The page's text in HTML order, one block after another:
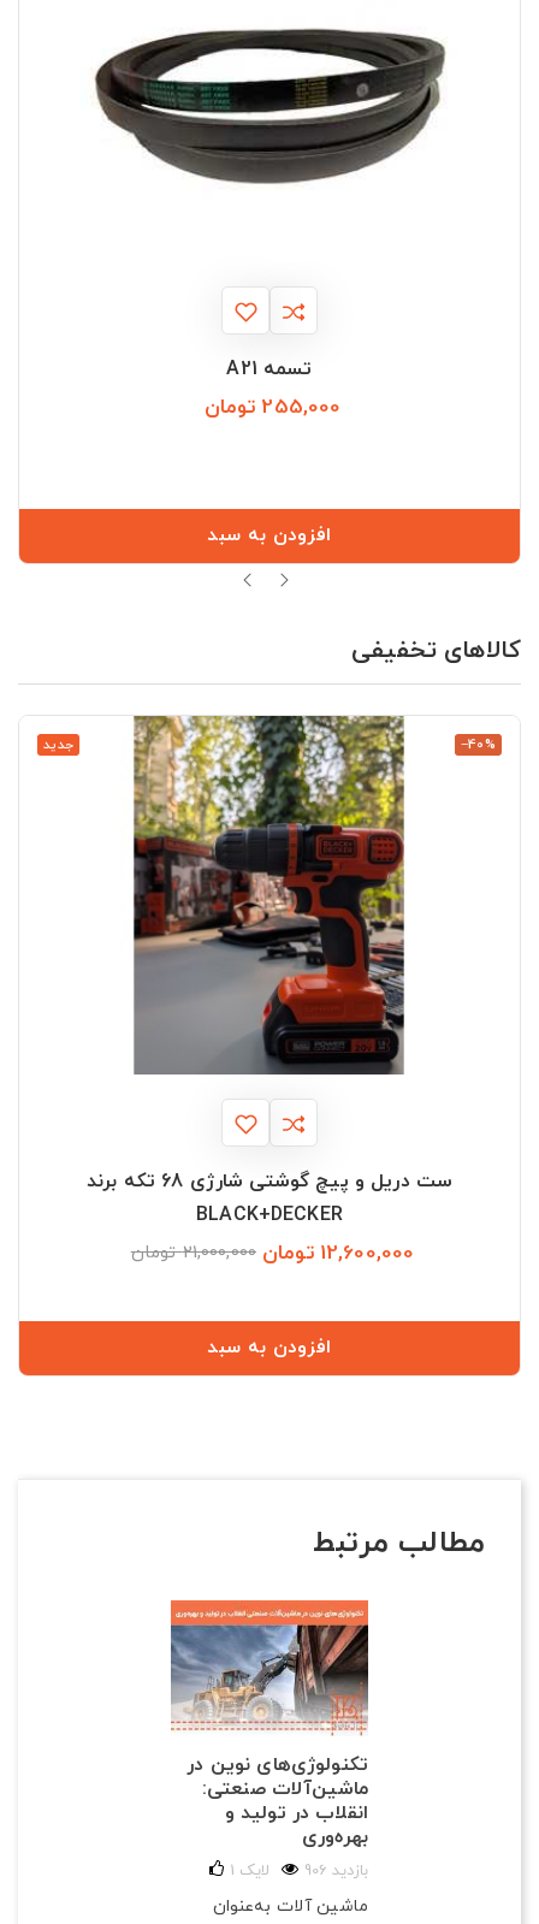
تسمه A21
255,000 تومان
افزودن به سبد
کالاهای تخفیفی
جدید ‎−40%
ست دریل و پیچ گوشتی شارژی 68 تکه برند
BLACK+DECKER
12,600,000 تومان 21,000,000 تومان
افزودن به سبد
مطالب مرتبط
تکنولوژی‌های نوین در
ماشین‌آلات صنعتی:
انقلاب در تولید و
بهره‌وری
906 بازدید 1 لایک
ماشین آلات به‌عنوان